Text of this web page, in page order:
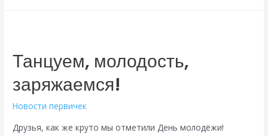
разрешили
самим
готовить
документы
на
Танцуем, молодость,
заряжаемся!
Новости первичек
Друзья, как же круто мы отметили День молодёжи!